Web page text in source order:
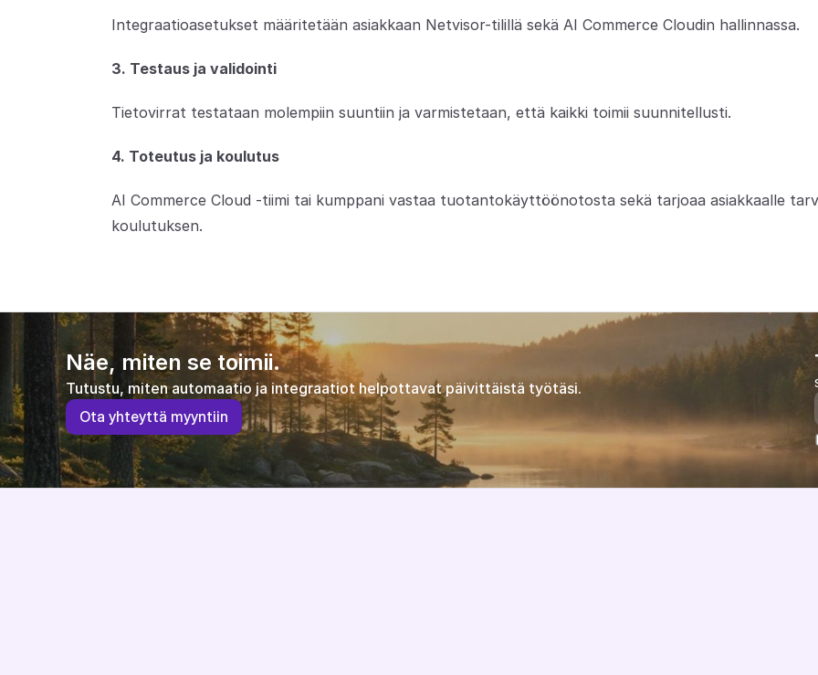
Integraatioasetukset määritetään asiakkaan Netvisor-tilillä sekä AI Commerce Cloudin hallinnassa.
3. Testaus ja validointi
Tietovirrat testataan molempiin suuntiin ja varmistetaan, että kaikki toimii suunnitellusti.
4. Toteutus ja koulutus
AI Commerce Cloud -tiimi tai kumppani vastaa tuotantokäyttöönotosta sekä tarjoaa asiakkaalle
koulutuksen.
Näe, miten se toimii.
Tutustu, miten automaatio ja integraatiot helpottavat päivittäistä työtäsi.
Ota yhteyttä myyntiin